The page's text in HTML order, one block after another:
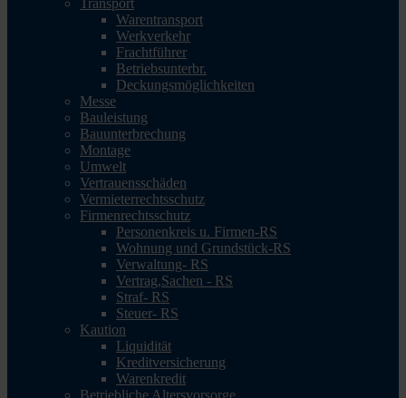
Transport
Warentransport
Werkverkehr
Frachtführer
Betriebsunterbr.
Deckungsmöglichkeiten
Messe
Bauleistung
Bauunterbrechung
Montage
Umwelt
Vertrauensschäden
Vermieterrechtsschutz
Firmenrechtsschutz
Personenkreis u. Firmen-RS
Wohnung und Grundstück-RS
Verwaltung- RS
Vertrag,Sachen - RS
Straf- RS
Steuer- RS
Kaution
Liquidität
Kreditversicherung
Warenkredit